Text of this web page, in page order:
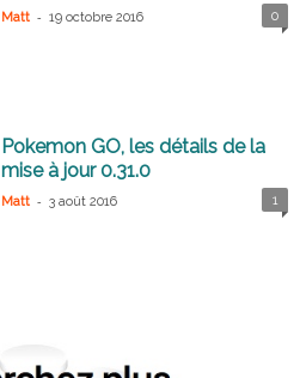
Matt - 19 octobre 2016 0
Pokemon GO, les détails de la
mise à jour 0.31.0
Matt - 3 août 2016 1